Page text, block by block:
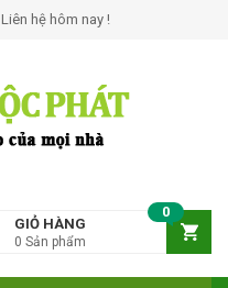
Liên hệ hôm nay !
GIỎ HÀNG
0
0 Sản phẩm